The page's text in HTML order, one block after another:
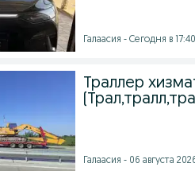
Галаасия - Сегодня в 17:40
Траллер
Галаасия - 06 августа